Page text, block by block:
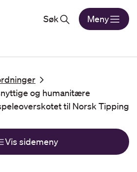
Søk Meny
og humanitære
til Norsk Tipping
Vis sidemeny